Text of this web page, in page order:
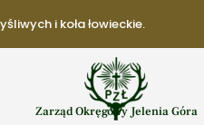
i koła łowieckie.
Zarząd Okręgowy Jelenia Góra